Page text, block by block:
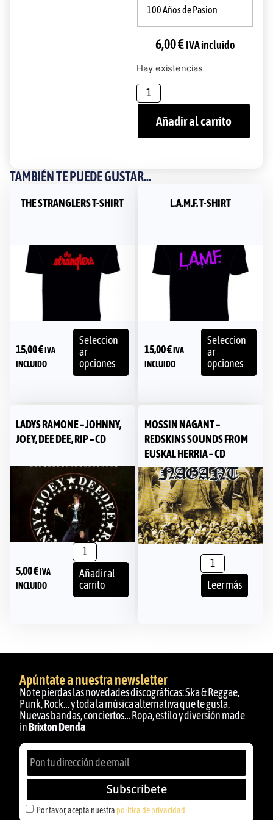
100 Años de Pasion
6,00€IVA incluido
Hay existencias
Añadir al carrito
TAMBIÉN TE PUEDE GUSTAR...
THE STRANGLERS T-SHIRT
15,00€ IVA
INCLUIDO
Seleccion
ar
opciones
L.A.M.F. T-SHIRT
15,00€ IVA
INCLUIDO
Seleccion
ar
opciones
LADYS RAMONE – JOHNNY,
JOEY, DEE DEE, RIP – CD
5,00€ IVA
INCLUIDO
Añadir al
carrito
MOSSIN NAGANT –
REDSKINS SOUNDS FROM
EUSKAL HERRIA – CD
Leer más
Apúntate a nuestra newsletter
No te pierdas las novedades discográficas: Ska & Reggae,
Punk, Rock… y toda la música alternativa que te gusta.
Nuevas bandas, conciertos… Ropa, estilo y diversión made
in Brixton Denda
Por favor, acepta nuestra política de privacidad
Subscríbete